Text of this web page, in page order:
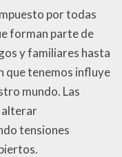
por todas
forman parte de
y familiares hasta
que tenemos influye
mundo. Las
alterar
tensiones